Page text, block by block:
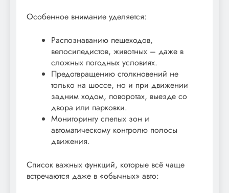
Особенное внимание уделяется:
Распознаванию пешеходов,
велосипедистов, животных – даже в
сложных погодных условиях.
Предотвращению столкновений не
только на шоссе, но и при движении
задним ходом, поворотах, выезде со
двора или парковки.
Мониторингу слепых зон и
автоматическому контролю полосы
движения.
Список важных функций, которые всё чаще
встречаются даже в «обычных» авто: